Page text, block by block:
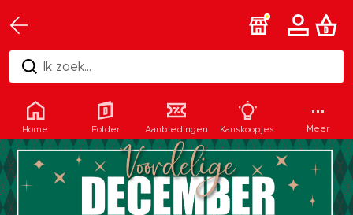
Ik zoek...
Home Folder Aanbiedingen Kanskoopjes Meer